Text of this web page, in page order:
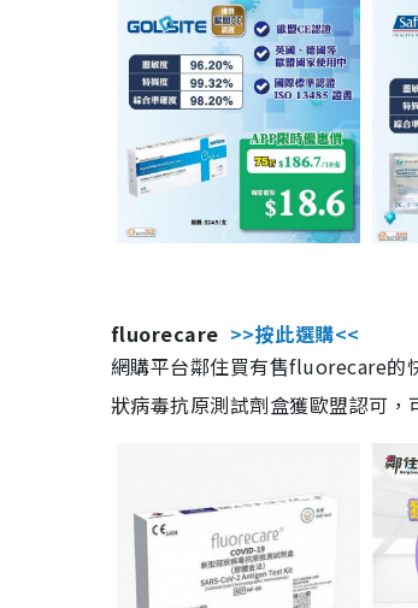
fluorecare >>按此選購<<
網購平台鄰住買有售fluorecare的
狀病毒抗原測試劑盒獲歐盟認可